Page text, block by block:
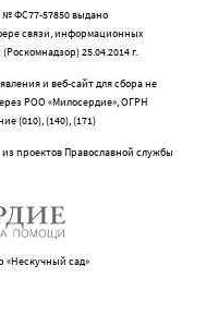
№ ФС77-57850 выдано
связи, информационных
25.04.2014 г.
и веб-сайт для сбора не
РОО «Милосердие», ОГРН
(010), (140), (171)
проектов Православной службы
«Нескучный сад»